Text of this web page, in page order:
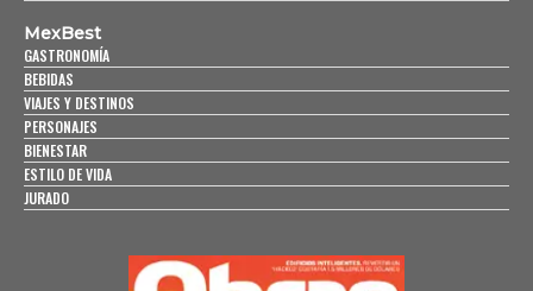
MexBest
GASTRONOMÍA
BEBIDAS
VIAJES Y DESTINOS
PERSONAJES
BIENESTAR
ESTILO DE VIDA
JURADO